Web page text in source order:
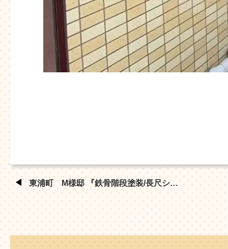
東浦町 M様邸 『鉄骨階段塗装/長尺シ…